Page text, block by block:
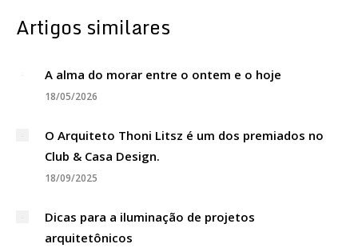
Artigos similares
A alma do morar entre o ontem e o hoje
18/05/2026
O Arquiteto Thoni Litsz é um dos premiados no
Club & Casa Design.
18/09/2025
Dicas para a iluminação de projetos
arquitetônicos